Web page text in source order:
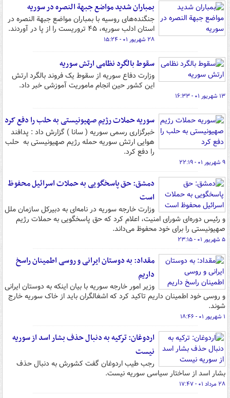
بمباران شدید مواضع جبهة النصره در سوریه
جنگنده‌های روسیه با بمباران مواضع جبهة النصره در
استان ادلب سوریه، ۴۵ تروریست را از پا در آوردند.
۲۸ شهریور ۰۱ - ۱۵:۲۴
سقوط بالگرد نظامی ارتش سوریه
وزارت دفاع سوریه از سقوط یک فروند بالگرد ارتش
این کشور حین انجام ماموریت آموزشی خبر داد.
۱۳ شهریور ۰۱ - ۱۶:۳۳
سوریه حملات رژیم صهیونیستی به حلب را دفع کرد
خبرگزاری رسمی سوریه ( سانا ) گزارش داد : پدافند
هوایی ارتش سوریه حمله رژیم صهیونیستی به حلب
را دفع کرد.
۹ شهریور ۰۱ - ۲۲:۱۹
دمشق: حق پاسخگویی به حملات اسرائیل محفوظ
است
وزارت خارجه سوریه در نامه‌ای به دبیرکل سازمان ملل
و رئیس دوره‌ای شورای امنیت، اعلام کرد که حق پاسخگویی به حملات رژیم
صهیونیستی را برای خود محفوظ می‌داند.
۵ شهریور ۰۱ - ۲۳:۱۵
مقداد: به دوستان ایرانی و روسی اطمینان راسخ
داریم
وزیر امور خارجه سوریه با بیان اینکه به دوستان ایرانی
و روسی خود اطمینان داریم تاکید کرد که اشغالگران باید از خاک سوریه خارج
شوند.
۱ شهریور ۰۱ - ۱۸:۴۶
اردوغان: ترکیه به دنبال حذف بشار اسد از سوریه
نیست
رجب طیب اردوغان گفت کشورش به دنبال حذف
بشار اسد از ساختار سیاسی سوریه نیست.
۲۸ مرداد ۰۱ - ۱۷:۴۷